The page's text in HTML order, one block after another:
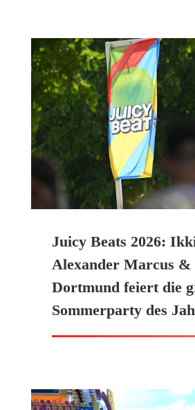
Juicy Beats 2026:
Alexander Marcus &
Dortmund feiert die
Sommerparty des